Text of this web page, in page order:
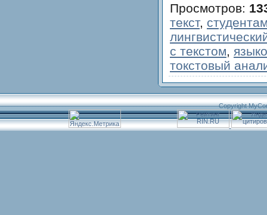
Просмотров:
текст,
с текстом,
токстовый
Copyright